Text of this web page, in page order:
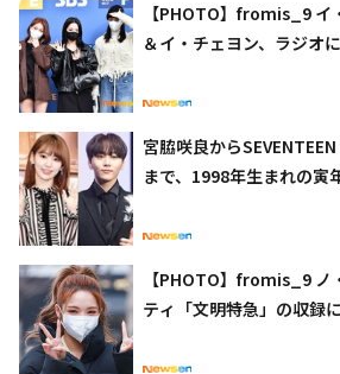
【PHOTO】fromis_9 イ
＆イ・チェヨン、ラジオ
宮脇咲良から
まで、1998年生まれの寅
【PHOTO】fromis_9 ノ
ティ「文明特急」の収録